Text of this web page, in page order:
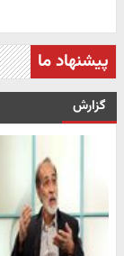
پیشنهاد ما
گزارش